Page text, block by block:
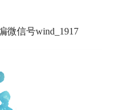
微信号wind_1917